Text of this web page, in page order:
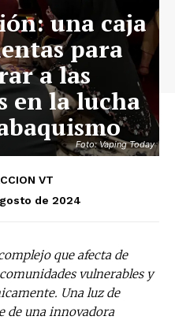
Foto: Vaping Today
una caja
para
a las
en la lucha
VT
de 2024
que afecta de
vulnerables y
Una luz de
de una innovadora